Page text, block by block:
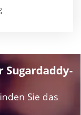
Sugardaddy-
Sie das